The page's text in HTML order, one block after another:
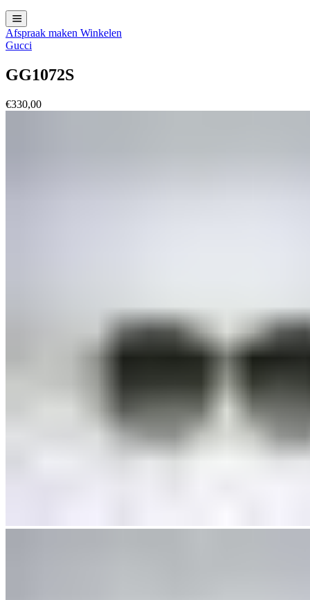
Afspraak maken Winkelen
Gucci
GG1072S
€330,00